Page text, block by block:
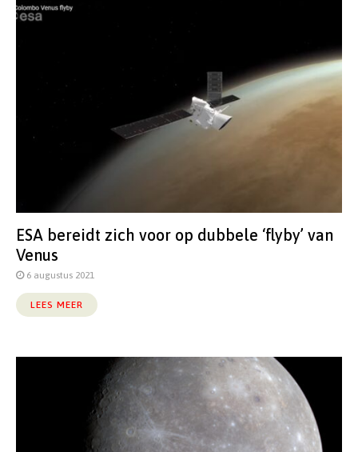
ESA bereidt zich voor op dubbele ‘flyby’ van
Venus
6 augustus 2021
LEES MEER